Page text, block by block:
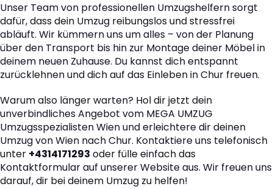
Unser Team von professionellen Umzugshelfern sorgt
dafür, dass dein Umzug reibungslos und stressfrei
abläuft. Wir kümmern uns um alles – von der Planung
über den Transport bis hin zur Montage deiner Möbel in
deinem neuen Zuhause. Du kannst dich entspannt
zurücklehnen und dich auf das Einleben in Chur freuen.
Warum also länger warten? Hol dir jetzt dein
unverbindliches Angebot vom MEGA UMZUG
Umzugsspezialisten Wien und erleichtere dir deinen
Umzug von Wien nach Chur. Kontaktiere uns telefonisch
unter +4314171293 oder fülle einfach das
Kontaktformular auf unserer Website aus. Wir freuen uns
darauf, dir bei deinem Umzug zu helfen!